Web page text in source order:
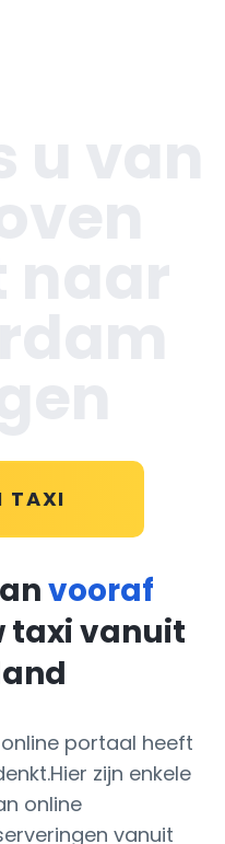
TAXI
vooraf
taxi vanuit
portaal heeft
zijn enkele
online
vanuit